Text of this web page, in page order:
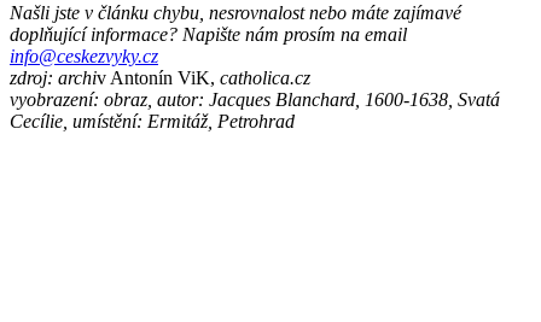
Našli jste v článku chybu, nesrovnalost nebo máte zajímavé
doplňující informace? Napište nám prosím na email
info@ceskezvyky.cz
zdroj: archiv Antonín ViK, catholica.cz
vyobrazení: obraz, autor: Jacques Blanchard, 1600-1638, Svatá
Cecílie, umístění: Ermitáž, Petrohrad